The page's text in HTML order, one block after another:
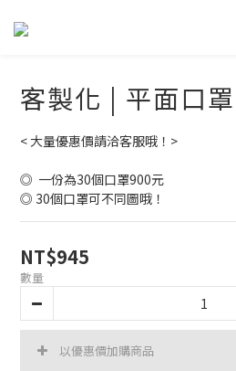
客製化 | 平面口罩
< 大量優惠價請洽客服哦！>
◎  一份為30個口罩900元
◎ 30個口罩可不同圖哦！
NT$945
數量
以優惠價加購商品